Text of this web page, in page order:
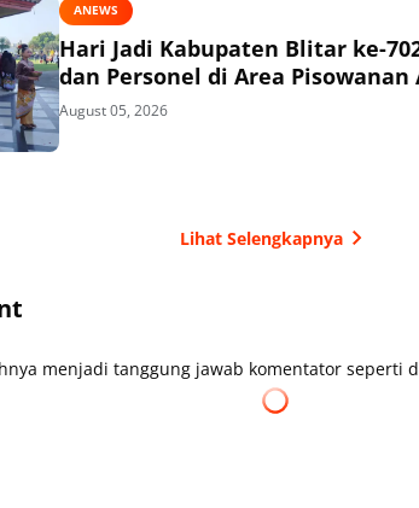
ANEWS
Hari Jadi Kabupaten Blitar ke-
dan Personel di Area Pisowanan
August 05, 2026
Lihat Selengkapnya
menjadi tanggung jawab komentator seperti